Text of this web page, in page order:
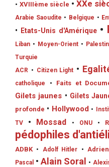
• XVIIIème siècle • XXe
Arabie Saoudite • Belgique •
• Etats-Unis d'Amérique •
Liban • Moyen-Orient •
Turquie
ACR • Citizen Light •
catholique
• Faits et
Gilets jaunes • Gilets
profonde • Hollywood •
TV
• Mossad • ONU •
pédophiles
ADBK • Adolf Hitler •
Pascal • Alain Soral •